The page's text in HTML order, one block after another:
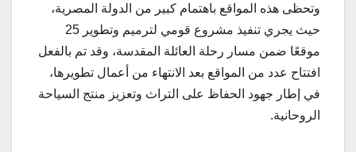
وتحظى هذه المواقع باهتمام كبير من الدولة المصرية،
حيث يجري تنفيذ مشروع قومي لترميم وتطوير 25
موقعًا ضمن مسار رحلة العائلة المقدسة، وقد تم بالفعل
افتتاح عدد من المواقع بعد الانتهاء من أعمال تطويرها،
في إطار جهود الحفاظ على التراث وتعزيز منتج السياحة
الروحانية.